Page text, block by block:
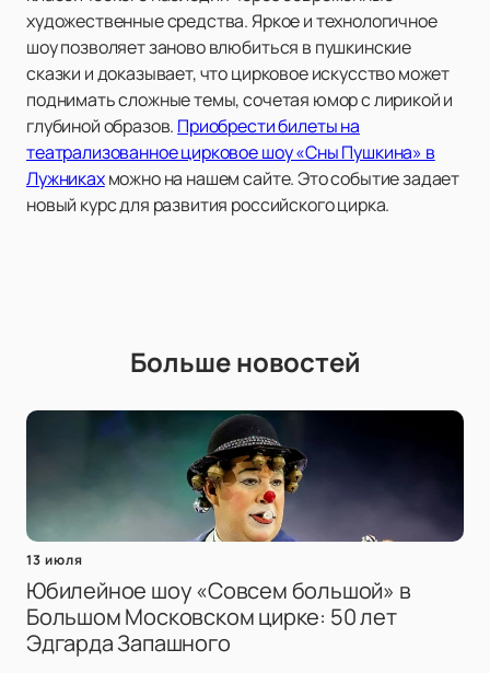
художественные средства. Яркое и технологичное
шоу позволяет заново влюбиться в пушкинские
сказки и доказывает, что цирковое искусство может
поднимать сложные темы, сочетая юмор с лирикой и
глубиной образов. Приобрести билеты на
театрализованное цирковое шоу «Сны Пушкина» в
Лужникахможно на нашем сайте. Это событие задает
новый курс для развития российского цирка.
Больше новостей
13 июля
Юбилейное шоу «Совсем большой» в
Большом Московском цирке: 50 лет
Эдгарда Запашного